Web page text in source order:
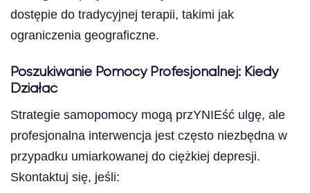
dostępie do tradycyjnej terapii, takimi jak
ograniczenia geograficzne.
Poszukiwanie Pomocy Profesjonalnej: Kiedy
Działać
Strategie samopomocy mogą przYNIEść ulgę, ale
profesjonalna interwencja jest często niezbędna w
przypadku umiarkowanej do ciężkiej depresji.
Skontaktuj się, jeśli: